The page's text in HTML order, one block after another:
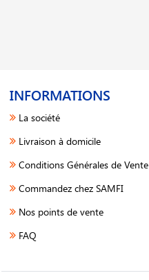
INFORMATIONS
La société
Livraison à domicile
Conditions Générales de Vente
Commandez chez SAMFI
Nos points de vente
FAQ